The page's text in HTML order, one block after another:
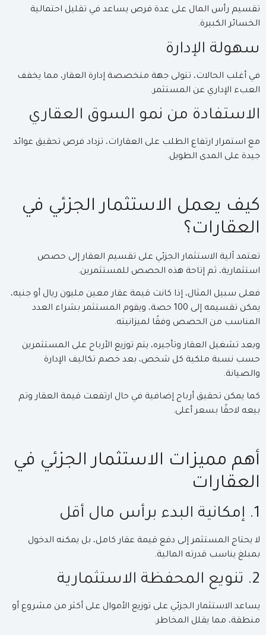
تقسيم رأس المال على عدة فرص يساعد في تقليل احتمالية
الخسائر الكبيرة.
سهولة الإدارة
في أغلب الحالات، تتولى جهة متخصصة إدارة العقار، مما يخفف
العبء الإداري عن المستثمر.
الاستفادة من نمو السوق العقاري
مع استمرار ارتفاع الطلب على العقارات، تزداد فرص تحقيق عوائد
جيدة على المدى الطويل.
كيف يعمل الاستثمار الجزئي في
العقارات؟
تعتمد آلية الاستثمار الجزئي على تقسيم العقار إلى حصص
استثمارية، ثم إتاحة هذه الحصص للمستثمرين.
فعلى سبيل المثال، إذا كانت قيمة عقار معين مليون ريال أو جنيه،
يمكن تقسيمه إلى 100 حصة، ويقوم المستثمر بشراء العدد
المناسب من الحصص وفقًا لميزانيته.
وبعد تشغيل العقار وتأجيره، يتم توزيع الأرباح على المستثمرين
حسب نسبة ملكية كل شخص، بعد خصم تكاليف الإدارة
والصيانة.
كما يمكن تحقيق أرباح إضافية في حال ارتفعت قيمة العقار وتم
بيعه لاحقًا بسعر أعلى.
أهم مميزات الاستثمار الجزئي في
العقارات
1. إمكانية البدء برأس مال أقل
لا يحتاج المستثمر إلى دفع قيمة عقار كامل، بل يمكنه الدخول
بمبلغ يناسب قدرته المالية.
2. تنويع المحفظة الاستثمارية
يساعد الاستثمار الجزئي على توزيع الأموال على أكثر من مشروع أو
منطقة، مما يقلل المخاطر.